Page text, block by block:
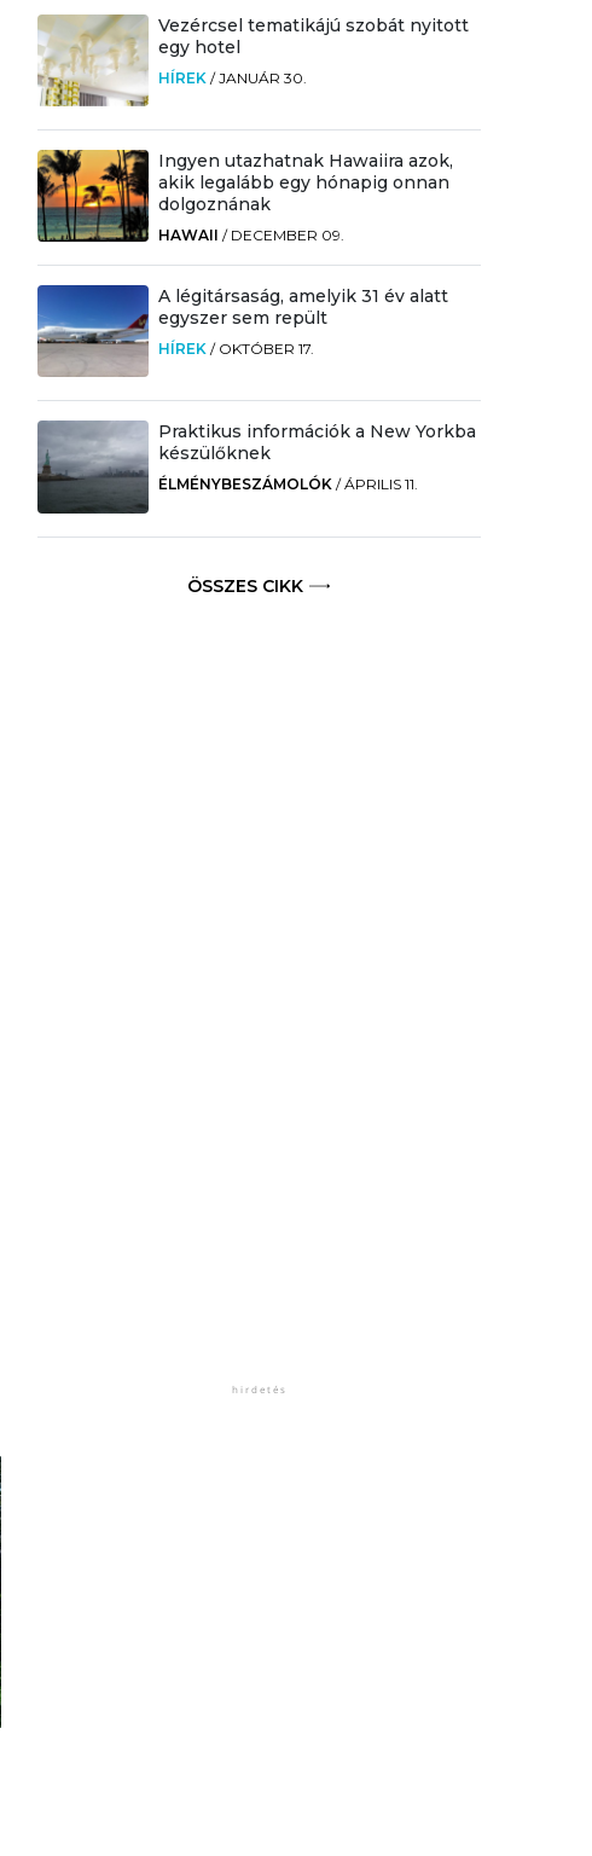
Vezércsel tematikájú szobát nyitott
egy hotel
HÍREK /JANUÁR 30.
Ingyen utazhatnak Hawaiira azok,
akik legalább egy hónapig onnan
dolgoznának
HAWAII / DECEMBER 09.
A légitársaság, amelyik 31 év alatt
egyszer sem repült
HÍREK / OKTÓBER 17.
Praktikus információk a New Yorkba
készülőknek
ÉLMÉNYBESZÁMOLÓK /ÁPRILIS 11.
ÖSSZES CIKK